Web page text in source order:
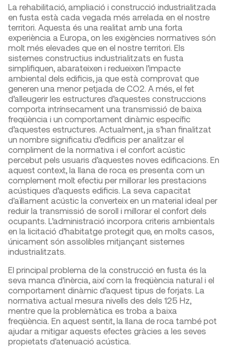
La rehabilitació, ampliació i construcció industrialitzada
en fusta està cada vegada més arrelada en el nostre
territori. Aquesta és una realitat amb una forta
experiència a Europa, on les exigències normatives són
molt més elevades que en el nostre territori. Els
sistemes constructius industrialitzats en fusta
simplifiquen, abarateixen i redueixen l’impacte
ambiental dels edificis, ja que està comprovat que
generen una menor petjada de CO2. A més, el fet
d’alleugerir les estructures d’aquestes construccions
comporta intrínsecament una transmissió de baixa
freqüència i un comportament dinàmic específic
d’aquestes estructures. Actualment, ja s’han finalitzat
un nombre significatiu d’edificis per analitzar el
compliment de la normativa i el confort acústic
percebut pels usuaris d’aquestes noves edificacions. En
aquest context, la llana de roca es presenta com un
complement molt efectiu per millorar les prestacions
acústiques d’aquests edificis. La seva capacitat
d'aïllament acústic la converteix en un material ideal per
reduir la transmissió de soroll i millorar el confort dels
ocupants. L’administració incorpora criteris ambientals
en la licitació d’habitatge protegit que, en molts casos,
únicament són assolibles mitjançant sistemes
industrialitzats.
El principal problema de la construcció en fusta és la
seva manca d’inèrcia, així com la freqüència natural i el
comportament dinàmic d’aquest tipus de forjats. La
normativa actual mesura nivells des dels 125 Hz,
mentre que la problemàtica es troba a baixa
freqüència. En aquest sentit, la llana de roca també pot
ajudar a mitigar aquests efectes gràcies a les seves
propietats d'atenuació acústica.